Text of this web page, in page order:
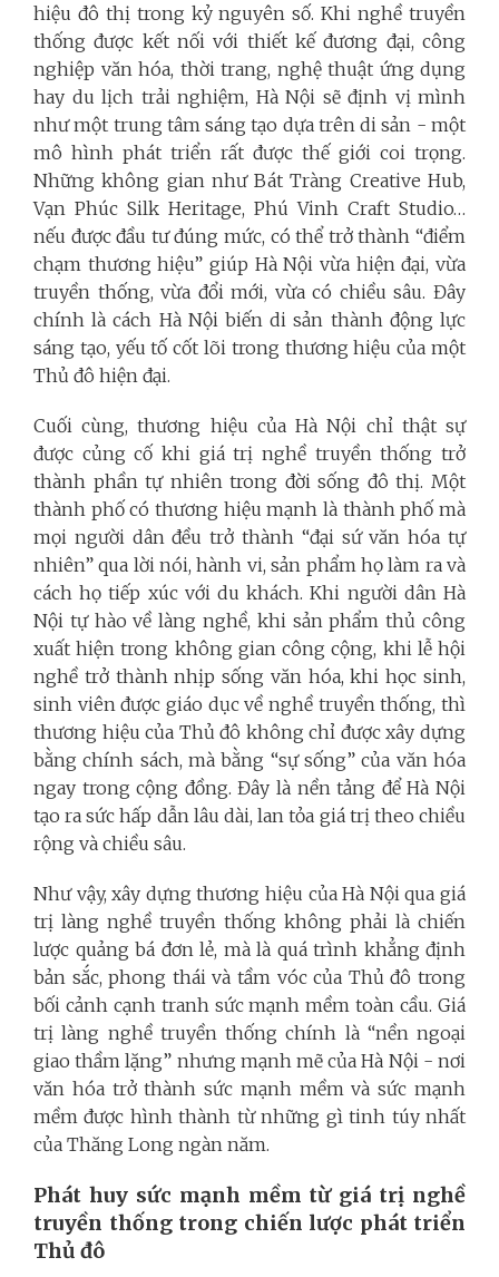
hiệu đô thị trong kỷ nguyên số. Khi nghề truyền
thống được kết nối với thiết kế đương đại, công
nghiệp văn hóa, thời trang, nghệ thuật ứng dụng
hay du lịch trải nghiệm, Hà Nội sẽ định vị mình
như một trung tâm sáng tạo dựa trên di sản - một
mô hình phát triển rất được thế giới coi trọng.
Những không gian như Bát Tràng Creative Hub,
Vạn Phúc Silk Heritage, Phú Vinh Craft Studio…
nếu được đầu tư đúng mức, có thể trở thành “điểm
chạm thương hiệu” giúp Hà Nội vừa hiện đại, vừa
truyền thống, vừa đổi mới, vừa có chiều sâu. Đây
chính là cách Hà Nội biến di sản thành động lực
sáng tạo, yếu tố cốt lõi trong thương hiệu của một
Thủ đô hiện đại.
Cuối cùng, thương hiệu của Hà Nội chỉ thật sự
được củng cố khi giá trị nghề truyền thống trở
thành phần tự nhiên trong đời sống đô thị. Một
thành phố có thương hiệu mạnh là thành phố mà
mọi người dân đều trở thành “đại sứ văn hóa tự
nhiên” qua lời nói, hành vi, sản phẩm họ làm ra và
cách họ tiếp xúc với du khách. Khi người dân Hà
Nội tự hào về làng nghề, khi sản phẩm thủ công
xuất hiện trong không gian công cộng, khi lễ hội
nghề trở thành nhịp sống văn hóa, khi học sinh,
sinh viên được giáo dục về nghề truyền thống, thì
thương hiệu của Thủ đô không chỉ được xây dựng
bằng chính sách, mà bằng “sự sống” của văn hóa
ngay trong cộng đồng. Đây là nền tảng để Hà Nội
tạo ra sức hấp dẫn lâu dài, lan tỏa giá trị theo chiều
rộng và chiều sâu.
Như vậy, xây dựng thương hiệu của Hà Nội qua giá
trị làng nghề truyền thống không phải là chiến
lược quảng bá đơn lẻ, mà là quá trình khẳng định
bản sắc, phong thái và tầm vóc của Thủ đô trong
bối cảnh cạnh tranh sức mạnh mềm toàn cầu. Giá
trị làng nghề truyền thống chính là “nền ngoại
giao thầm lặng” nhưng mạnh mẽ của Hà Nội - nơi
văn hóa trở thành sức mạnh mềm và sức mạnh
mềm được hình thành từ những gì tinh túy nhất
của Thăng Long ngàn năm.
Phát huy sức mạnh mềm từ giá trị nghề
truyền thống trong chiến lược phát triển
Thủ đô